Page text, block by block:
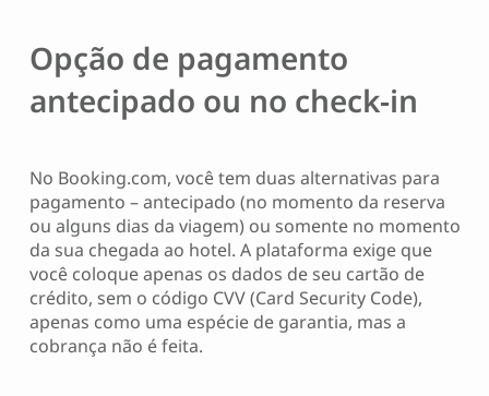
Opção de pagamento
antecipado ou no check-in
No Booking.com, você tem duas alternativas para
pagamento – antecipado (no momento da reserva
ou alguns dias da viagem) ou somente no momento
da sua chegada ao hotel. A plataforma exige que
você coloque apenas os dados de seu cartão de
crédito, sem o código CVV (Card Security Code),
apenas como uma espécie de garantia, mas a
cobrança não é feita.